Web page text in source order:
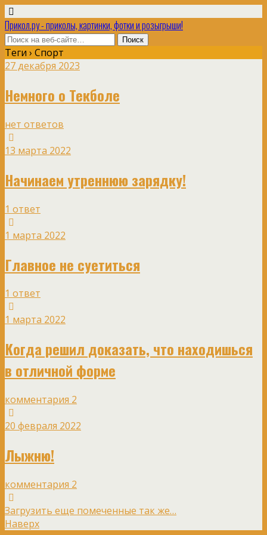
Прикол.ру - приколы, картинки, фотки и розыгрыши!
Теги › Спорт
27 декабря 2023
Немного о Текболе
нет ответов
13 марта 2022
Начинаем утреннюю зарядку!
1 ответ
1 марта 2022
Главное не суетиться
1 ответ
1 марта 2022
Когда решил доказать, что находишься
в отличной форме
комментария 2
20 февраля 2022
Лыжню!
комментария 2
Загрузить еще помеченные так же…
Наверх